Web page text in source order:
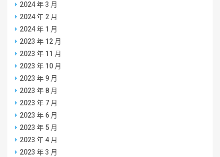
2024 年 3 月
2024 年 2 月
2024 年 1 月
2023 年 12 月
2023 年 11 月
2023 年 10 月
2023 年 9 月
2023 年 8 月
2023 年 7 月
2023 年 6 月
2023 年 5 月
2023 年 4 月
2023 年 3 月